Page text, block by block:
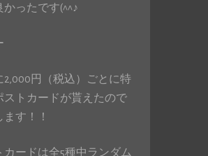
かったです(^^♪
2,000円（税込）ごとに特
ストカードが貰えたので
す！！
カードは全5種中ランダム